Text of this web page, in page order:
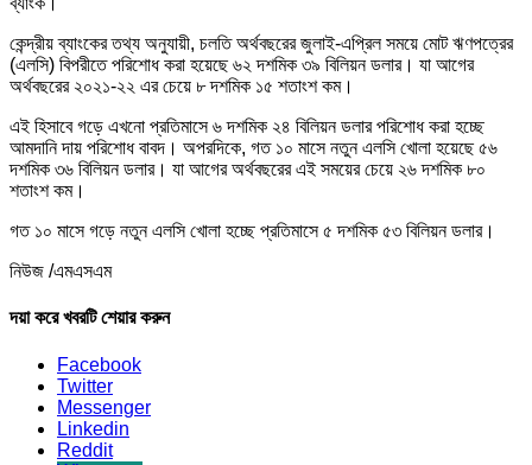
কেন্দ্রীয় ব্যাংকের তথ্য অনুযায়ী, চলতি অর্থবছরের জুলাই-এপ্রিল সময়ে মোট ঋণপত্রের
(এলসি) বিপরীতে পরিশোধ করা হয়েছে ৬২ দশমিক ৩৯ বিলিয়ন ডলার। যা আগের
অর্থবছরের ২০২১-২২ এর চেয়ে ৮ দশমিক ১৫ শতাংশ কম।
এই হিসাবে গড়ে এখনো প্রতিমাসে ৬ দশমিক ২৪ বিলিয়ন ডলার পরিশোধ করা হচ্ছে
আমদানি দায় পরিশোধ বাবদ। অপরদিকে, গত ১০ মাসে নতুন এলসি খোলা হয়েছে ৫৬
দশমিক ৩৬ বিলিয়ন ডলার। যা আগের অর্থবছরের এই সময়ের চেয়ে ২৬ দশমিক ৮০
শতাংশ কম।
গত ১০ মাসে গড়ে নতুন এলসি খোলা হচ্ছে প্রতিমাসে ৫ দশমিক ৫৩ বিলিয়ন ডলার।
নিউজ /এমএসএম
দয়া করে খবরটি শেয়ার করুন
Facebook
Twitter
Messenger
Linkedin
Reddit